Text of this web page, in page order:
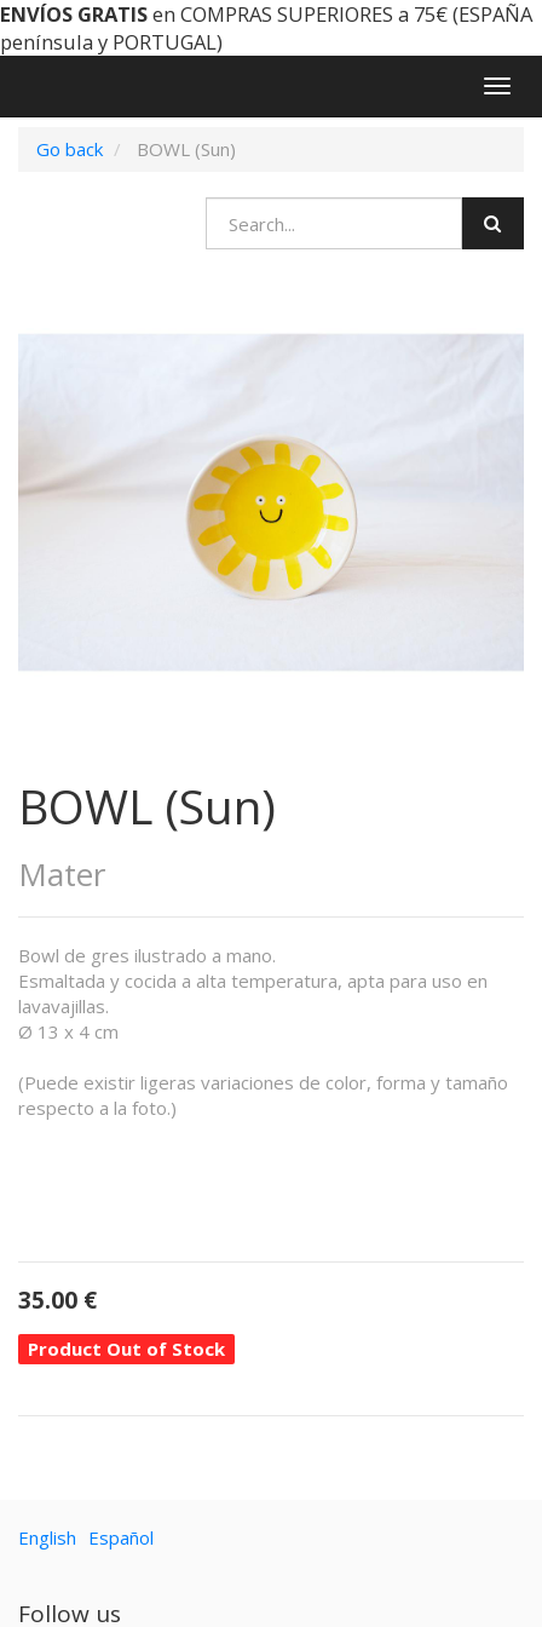
ENVÍOS GRATISen COMPRAS SUPERIORES a 75€ (ESPAÑA
península y PORTUGAL)
Go back
BOWL (Sun)
BOWL (Sun)
Mater
Bowl de gres ilustrado a mano.
Esmaltada y cocida a alta temperatura, apta para uso en
lavavajillas.
Ø 13 x 4 cm
(Puede existir ligeras variaciones de color, forma y tamaño
respecto a la foto.)
35.00 €
Product Out of Stock
English Español
Follow us